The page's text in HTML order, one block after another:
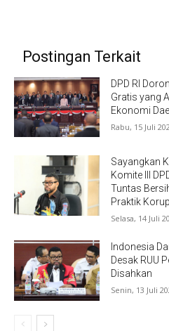
Postingan Terkait
DPD RI
Gratis yang
Ekonomi
Rabu, 15 Juli
Sayangkan
Komite III
Tuntas
Praktik
Selasa, 14 Juli
Indonesia
Desak RUU
Disahkan
Senin, 13 Juli